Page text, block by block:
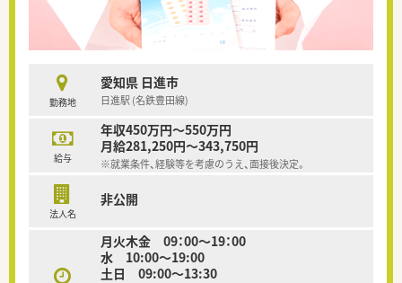
勤務地
愛知県 日進市
日進駅 (名鉄豊田線)
給与
年収450万円～550万円
月給281,250円～343,750円
※就業条件、経験等を考慮のうえ、面接後決定。
法人名
非公開
月火木金 09：00～19：00
水 10:00～19:00
土日 09:00～13:30